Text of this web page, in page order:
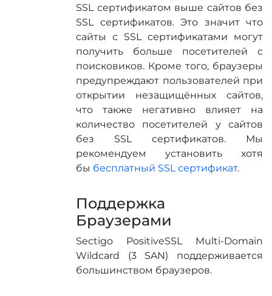
SSL сертификатом выше сайтов без
SSL сертификатов. Это значит что
сайты с SSL сертификатами могут
получить больше посетителей с
поисковиков. Кроме того, браузеры
предупреждают пользователей при
открытии незащищённых сайтов,
что также негативно влияет на
количество посетителей у сайтов
без SSL сертификатов. Мы
рекомендуем установить хотя
бы бесплатный SSL сертификат.
Поддержка
Браузерами
Sectigo PositiveSSL Multi-Domain
Wildcard (3 SAN) поддерживается
большинством браузеров.